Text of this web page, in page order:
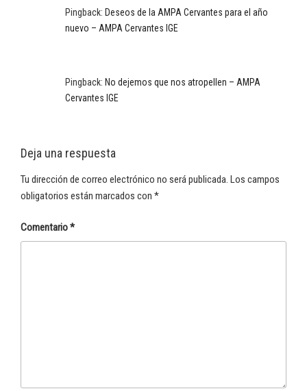
Pingback: Deseos de la AMPA Cervantes para el año
nuevo – AMPA Cervantes IGE
Pingback: No dejemos que nos atropellen – AMPA
Cervantes IGE
Deja una respuesta
Tu dirección de correo electrónico no será publicada. Los campos
obligatorios están marcados con *
Comentario*